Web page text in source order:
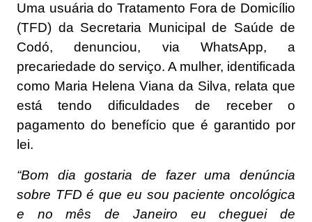
Telegram
Uma usuária do Tratamento Fora de Domicílio
(TFD) da Secretaria Municipal de Saúde de
Codó, denunciou, via WhatsApp, a
precariedade do serviço. A mulher, identificada
como Maria Helena Viana da Silva, relata que
está tendo dificuldades de receber o
pagamento do benefício que é garantido por
lei.
“Bom dia gostaria de fazer uma denúncia
sobre TFD é que eu sou paciente oncológica
e no mês de Janeiro eu cheguei de